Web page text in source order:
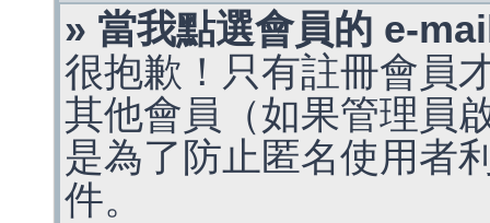
» 當我點選會員的 e-
很抱歉！只有註冊會員
其他會員（如果管理員
是為了防止匿名使用者
件。